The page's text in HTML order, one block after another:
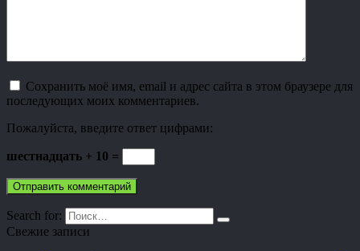
Сохранить моё имя, email и адрес сайта в этом браузере для
последующих моих комментариев.
Пожалуйста, введите ответ цифрами:
шестнадцать + 10 =
Search for:
Свежие записи